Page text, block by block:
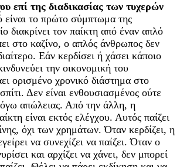
επί της διαδικασίας των τυχερών
είναι το πρώτο σύμπτωμα της
διακρίνει τον παίκτη από έναν απλό
στο καζίνο, ο απλός άνθρωπος δεν
Εάν κερδίσει ή χάσει κάποιο
την οικονομική του
ορισμένο χρονικό διάστημα στο
Δεν είναι ενθουσιασμένος ούτε
απώλειας. Από την άλλη, η
είναι εκτός ελέγχου. Αυτός παίζει
όχι των χρημάτων. Όταν κερδίζει, η
να συνεχίζει να παίζει. Όταν ο
και αρχίζει να χάνει, δεν μπορεί